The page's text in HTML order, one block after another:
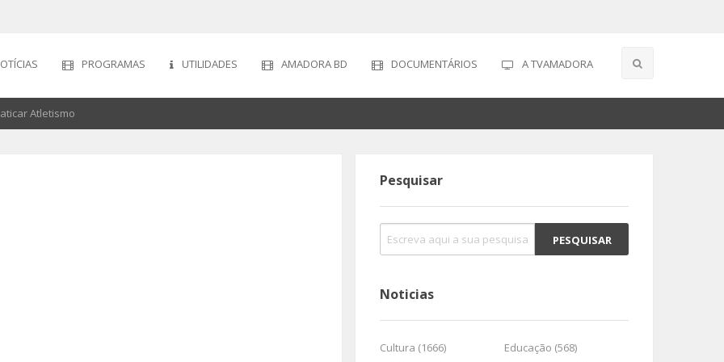
PROGRAMAS UTILIDADES AMADORA BD DOCUMENTÁRIOS A TVAMADORA
Atletismo
Pesquisar
Noticias
Cultura (1666)
Educação (568)